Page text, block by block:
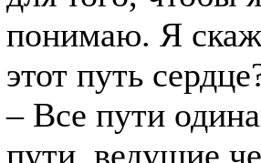
понимаю. Я
этот путь
– Все пути
пути, ведущие